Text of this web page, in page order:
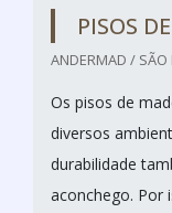
PISOS
ANDERMAD / SÃO
Os pisos de
diversos
durabilidade
aconchego. Por